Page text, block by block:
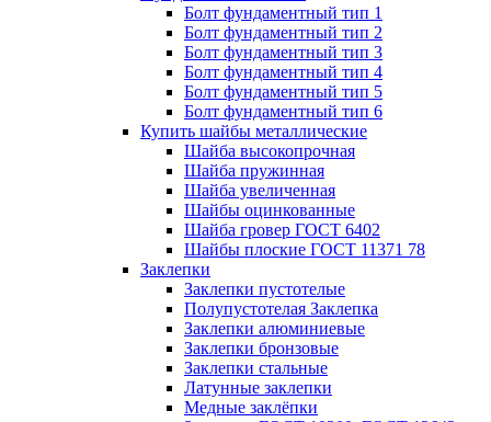
Болт фундаментный тип 1
Болт фундаментный тип 2
Болт фундаментный тип 3
Болт фундаментный тип 4
Болт фундаментный тип 5
Болт фундаментный тип 6
Купить шайбы металлические
Шайба высокопрочная
Шайба пружинная
Шайба увеличенная
Шайбы оцинкованные
Шайба гровер ГОСТ 6402
Шайбы плоские ГОСТ 11371 78
Заклепки
Заклепки пустотелые
Полупустотелая Заклепка
Заклепки алюминиевые
Заклепки бронзовые
Заклепки стальные
Латунные заклепки
Медные заклёпки